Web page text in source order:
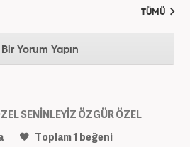
TÜMÜ
Bir Yorum Yapın
SENİNLEYİZ ÖZGÜR ÖZEL
Toplam1 beğeni